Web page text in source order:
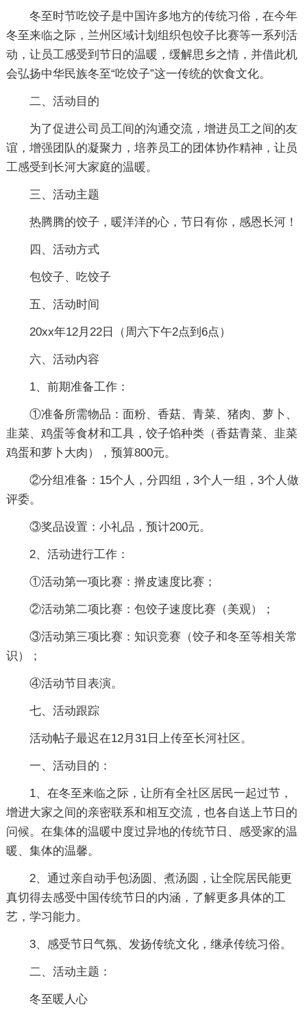
冬至时节吃饺子是中国许多地方的传统习俗，在今年
冬至来临之际，兰州区域计划组织包饺子比赛等一系列活
动，让员工感受到节日的温暖，缓解思乡之情，并借此机
会弘扬中华民族冬至“吃饺子”这一传统的饮食文化。
二、活动目的
为了促进公司员工间的沟通交流，增进员工之间的友
谊，增强团队的凝聚力，培养员工的团体协作精神，让员
工感受到长河大家庭的温暖。
三、活动主题
热腾腾的饺子，暖洋洋的心，节日有你，感恩长河！
四、活动方式
包饺子、吃饺子
五、活动时间
20xx年12月22日（周六下午2点到6点）
六、活动内容
1、前期准备工作：
①准备所需物品：面粉、香菇、青菜、猪肉、萝卜、
韭菜、鸡蛋等食材和工具，饺子馅种类（香菇青菜、韭菜
鸡蛋和萝卜大肉），预算800元。
②分组准备：15个人，分四组，3个人一组，3个人做
评委。
③奖品设置：小礼品，预计200元。
2、活动进行工作：
①活动第一项比赛：擀皮速度比赛；
②活动第二项比赛：包饺子速度比赛（美观）；
③活动第三项比赛：知识竞赛（饺子和冬至等相关常
识）；
④活动节目表演。
七、活动跟踪
活动帖子最迟在12月31日上传至长河社区。
一、活动目的：
1、在冬至来临之际，让所有全社区居民一起过节，
增进大家之间的亲密联系和相互交流，也各自送上节日的
问候。在集体的温暖中度过异地的传统节日、感受家的温
暖、集体的温馨。
2、通过亲自动手包汤圆、煮汤圆，让全院居民能更
真切得去感受中国传统节日的内涵，了解更多具体的工
艺，学习能力。
3、感受节日气氛、发扬传统文化，继承传统习俗。
二、活动主题：
冬至暖人心